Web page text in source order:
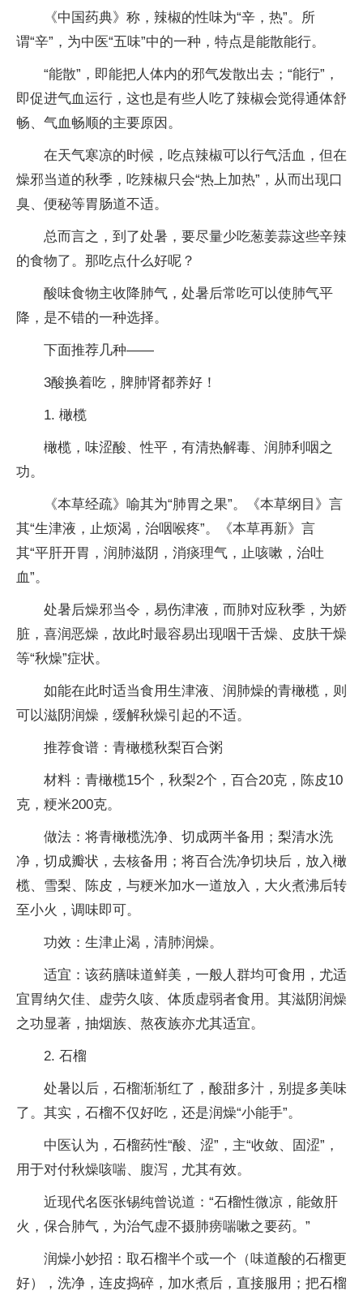
《中国药典》称，辣椒的性味为“辛，热”。所
谓“辛”，为中医“五味”中的一种，特点是能散能行。
“能散”，即能把人体内的邪气发散出去；“能行”，
即促进气血运行，这也是有些人吃了辣椒会觉得通体舒
畅、气血畅顺的主要原因。
在天气寒凉的时候，吃点辣椒可以行气活血，但在
燥邪当道的秋季，吃辣椒只会“热上加热”，从而出现口
臭、便秘等胃肠道不适。
总而言之，到了处暑，要尽量少吃葱姜蒜这些辛辣
的食物了。那吃点什么好呢？
酸味食物主收降肺气，处暑后常吃可以使肺气平
降，是不错的一种选择。
下面推荐几种——
3酸换着吃，脾肺肾都养好！
1. 橄榄
橄榄，味涩酸、性平，有清热解毒、润肺利咽之
功。
《本草经疏》喻其为“肺胃之果”。《本草纲目》言
其“生津液，止烦渴，治咽喉疼”。《本草再新》言
其“平肝开胃，润肺滋阴，消痰理气，止咳嗽，治吐
血”。
处暑后燥邪当令，易伤津液，而肺对应秋季，为娇
脏，喜润恶燥，故此时最容易出现咽干舌燥、皮肤干燥
等“秋燥”症状。
如能在此时适当食用生津液、润肺燥的青橄榄，则
可以滋阴润燥，缓解秋燥引起的不适。
推荐食谱：青橄榄秋梨百合粥
材料：青橄榄15个，秋梨2个，百合20克，陈皮10
克，粳米200克。
做法：将青橄榄洗净、切成两半备用；梨清水洗
净，切成瓣状，去核备用；将百合洗净切块后，放入橄
榄、雪梨、陈皮，与粳米加水一道放入，大火煮沸后转
至小火，调味即可。
功效：生津止渴，清肺润燥。
适宜：该药膳味道鲜美，一般人群均可食用，尤适
宜胃纳欠佳、虚劳久咳、体质虚弱者食用。其滋阴润燥
之功显著，抽烟族、熬夜族亦尤其适宜。
2. 石榴
处暑以后，石榴渐渐红了，酸甜多汁，别提多美味
了。其实，石榴不仅好吃，还是润燥“小能手”。
中医认为，石榴药性“酸、涩”，主“收敛、固涩”，
用于对付秋燥咳喘、腹泻，尤其有效。
近现代名医张锡纯曾说道：“石榴性微凉，能敛肝
火，保合肺气，为治气虚不摄肺痨喘嗽之要药。”
润燥小妙招：取石榴半个或一个（味道酸的石榴更
好），洗净，连皮捣碎，加水煮后，直接服用；把石榴